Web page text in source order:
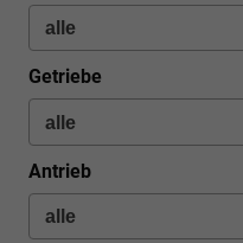
Getriebe
Antrieb